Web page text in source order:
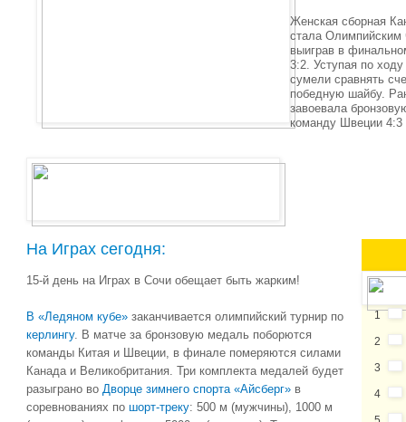
Женская сборная
стала Олимпийским
выиграв в
3:2. Уступая по
сумели сравнять
победную шайбу.
завоевала
команду Швеции 4:3
На Играх сегодня:
15-й день на Играх в Сочи обещает быть жарким!
В «Ледяном кубе»заканчивается олимпийский турнир по
керлингу. В матче за бронзовую медаль поборются
команды Китая и Швеции, в финале померяются силами
Канада и Великобритания. Три комплекта медалей будет
разыграно во Дворце зимнего спорта «Айсберг»в
соревнованиях по шорт-треку: 500 м (мужчины), 1000 м
1
2
3
4